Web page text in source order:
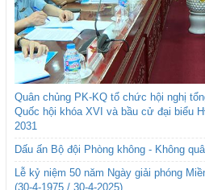
Quân chủng PK-KQ tổ chức hội nghị
Quốc hội khóa XVI và bầu cử đại biểu
2031
Dấu ấn Bộ đội Phòng không - Không
Lễ kỷ niệm 50 năm Ngày giải phóng
(30-4-1975 / 30-4-2025)